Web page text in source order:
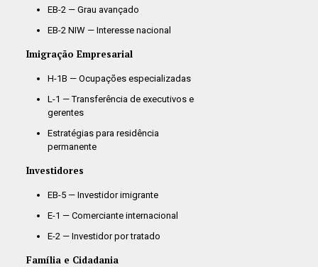
EB-2 — Grau avançado
EB-2 NIW — Interesse nacional
Imigração Empresarial
H-1B — Ocupações especializadas
L-1 — Transferência de executivos e
gerentes
Estratégias para residência
permanente
Investidores
EB-5 — Investidor imigrante
E-1 — Comerciante internacional
E-2 — Investidor por tratado
Família e Cidadania